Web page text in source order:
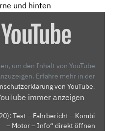
und hinten
um den Inhalt von YouTube
Erfahre mehr in der
von YouTube.
immer anzeigen
Test – Fahrbericht – Kombi
– Motor – Info“ direkt öffnen